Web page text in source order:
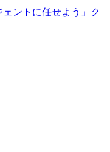
ントに任せよう」ク